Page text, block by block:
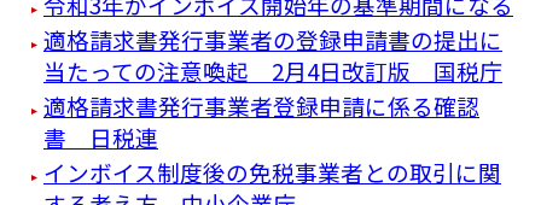
適格請求書発行事業者の登録申請書の提出に
当たっての注意喚起 2月4日改訂版 国税庁
適格請求書発行事業者登録申請に係る確認
書 日税連
インボイス制度後の免税事業者との取引に関